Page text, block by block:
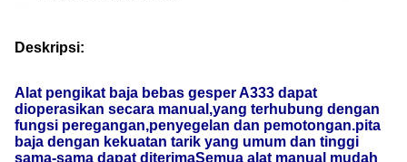
Deskripsi:
Alat pengikat baja bebas gesper A333 dapat
dioperasikan secara manual,yang terhubung dengan
fungsi peregangan,penyegelan dan pemotongan.pita
baja dengan kekuatan tarik yang umum dan tinggi
sama-sama dapat diterimaSemua alat manual mudah